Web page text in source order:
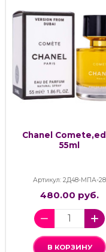
Chanel
55ml
Артикул: 2Д48-МПА-28
480.00 руб.
В КОРЗИНУ